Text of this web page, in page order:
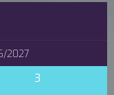
2027
3